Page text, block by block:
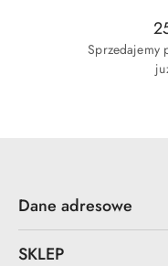
Sprzedajemy
Dane adresowe
SKLEP